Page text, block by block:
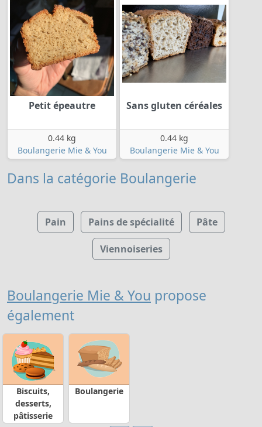
Petit épeautre
0.44 kg
Boulangerie Mie & You
Sans gluten céréales
0.44 kg
Boulangerie Mie & You
Dans la catégorie Boulangerie
Pain Pains de spécialité Pâte
Viennoiseries
Boulangerie Mie & You propose
également
Biscuits,
desserts,
pâtisserie
Boulangerie